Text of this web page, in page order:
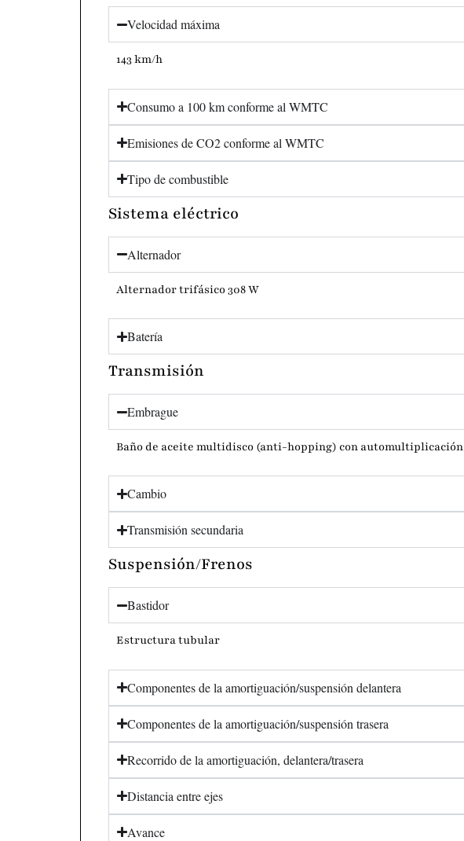
Velocidad máxima
143 km/h
Consumo a 100 km conforme al WMTC
Emisiones de CO2 conforme al WMTC
Tipo de combustible
Sistema eléctrico
Alternador
Alternador trifásico 308 W
Batería
Transmisión
Embrague
Baño de aceite multidisco (anti-hopping) con automultiplicación
Cambio
Transmisión secundaria
Suspensión/Frenos
Bastidor
Estructura tubular
Componentes de la amortiguación/suspensión delantera
Componentes de la amortiguación/suspensión trasera
Recorrido de la amortiguación, delantera/trasera
Distancia entre ejes
Avance